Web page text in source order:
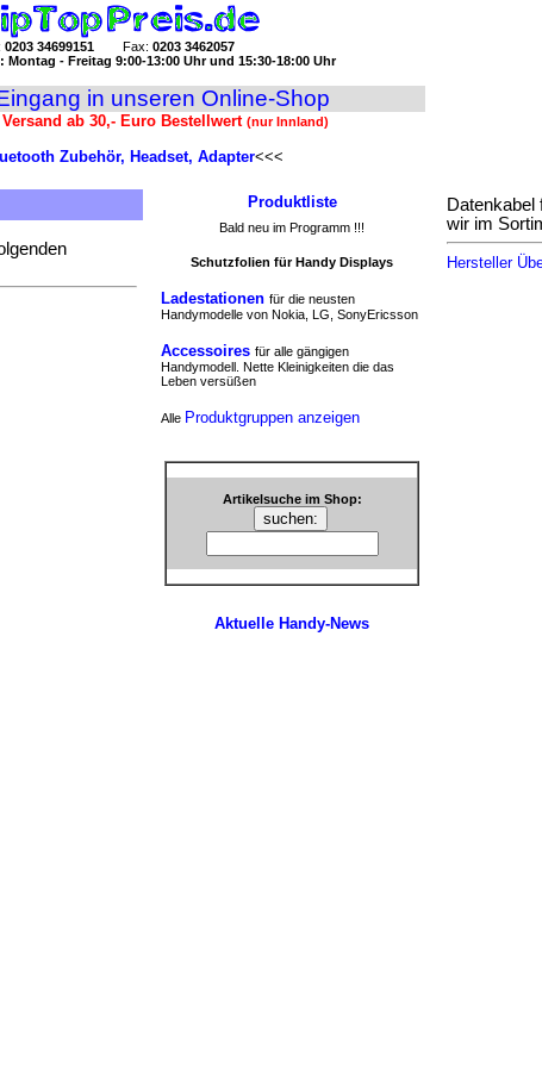
0203 34699151 Fax: 0203 3462057
- Freitag 9:00-13:00 Uhr und 15:30-18:00 Uhr
in unseren Online-Shop
ab 30,- Euro Bestellwert (nur Innland)
Zubehör, Headset, Adapter<<<
Produktliste
Bald neu im Programm !!!
Schutzfolien für Handy Displays
Ladestationen für die neusten
Handymodelle von Nokia, LG, SonyEricsson
Accessoires für alle gängigen
Handymodell. Nette Kleinigkeiten die das
Leben versüßen
Alle Produktgruppen anzeigen
Artikelsuche im Shop:
Aktuelle Handy-News
Datenkabel
wir im
Hersteller